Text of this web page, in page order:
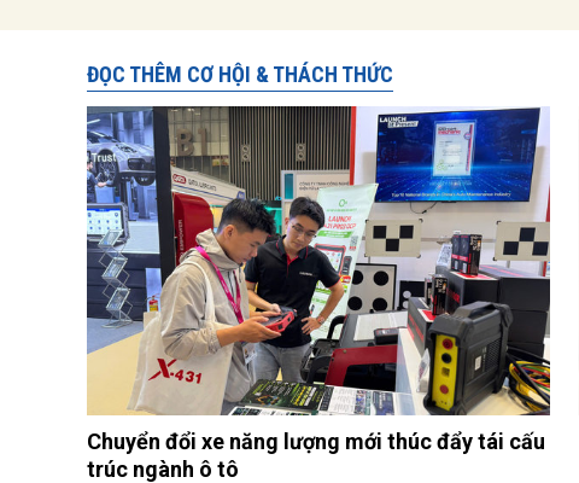
ĐỌC THÊM CƠ HỘI & THÁCH THỨC
Chuyển đổi xe năng lượng mới thúc đẩy tái cấu
trúc ngành ô tô